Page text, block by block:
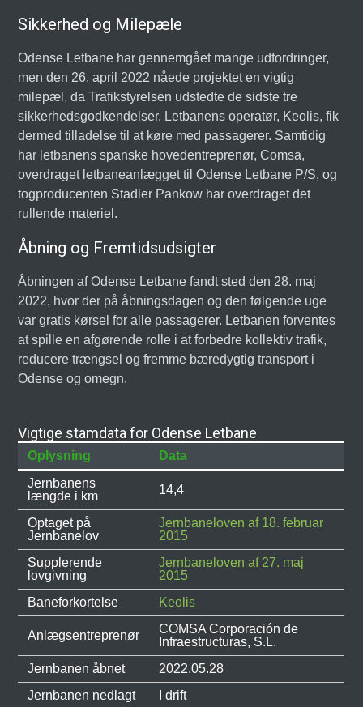
Sikkerhed og Milepæle
Odense Letbane har gennemgået mange udfordringer,
men den 26. april 2022 nåede projektet en vigtig
milepæl, da Trafikstyrelsen udstedte de sidste tre
sikkerhedsgodkendelser. Letbanens operatør, Keolis, fik
dermed tilladelse til at køre med passagerer. Samtidig
har letbanens spanske hovedentreprenør, Comsa,
overdraget letbaneanlægget til Odense Letbane P/S, og
togproducenten Stadler Pankow har overdraget det
rullende materiel.
Åbning og Fremtidsudsigter
Åbningen af Odense Letbane fandt sted den 28. maj
2022, hvor der på åbningsdagen og den følgende uge
var gratis kørsel for alle passagerer. Letbanen forventes
at spille en afgørende rolle i at forbedre kollektiv trafik,
reducere trængsel og fremme bæredygtig transport i
Odense og omegn.
Vigtige stamdata for Odense Letbane
Oplysning
Data
Jernbanens
længde i km
14,4
Optaget på
Jernbanelov
Jernbaneloven af 18. februar
2015
Supplerende
lovgivning
Jernbaneloven af 27. maj
2015
Baneforkortelse
Keolis
Anlægsentreprenør
COMSA Corporación de
Infraestructuras, S.L.
Jernbanen åbnet
2022.05.28
Jernbanen nedlagt
I drift